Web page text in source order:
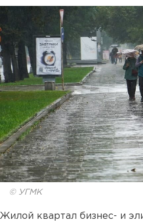
© УГМК
Жилой квартал бизнес- и